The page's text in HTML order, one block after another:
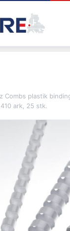
Combs plastik
ark, 25 stk.